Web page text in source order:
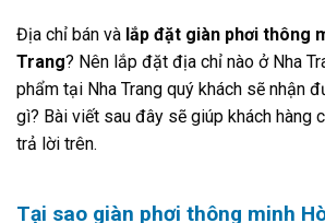
Địa chỉ bán và lắp đặt giàn phơi thông
Trang? Nên lắp đặt địa chỉ nào ở Nha
phẩm tại Nha Trang quý khách sẽ nhận
gì? Bài viết sau đây sẽ giúp khách hàng
trả lời trên.
Tại sao giàn phơi thông minh